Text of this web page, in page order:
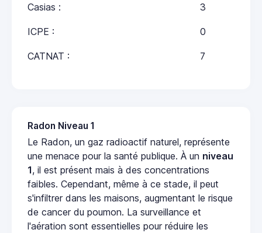
Casias : 3
ICPE : 0
CATNAT : 7
Radon Niveau 1
Le Radon, un gaz radioactif naturel, représente
une menace pour la santé publique. À un niveau
1, il est présent mais à des concentrations
faibles. Cependant, même à ce stade, il peut
s'infiltrer dans les maisons, augmentant le risque
de cancer du poumon. La surveillance et
l'aération sont essentielles pour réduire les